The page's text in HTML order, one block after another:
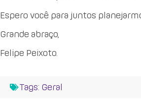
Espero você para juntos
Grande abraço,
Felipe Peixoto.
Tags: Geral